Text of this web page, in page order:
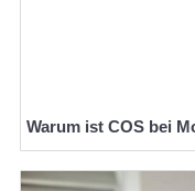
Warum ist COS bei